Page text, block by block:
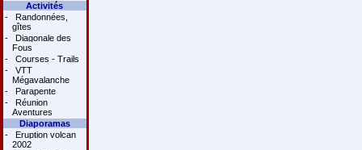
Activités
-
Randonnées,
gîtes
-
Diagonale des
Fous
-
Courses - Trails
-
VTT
Mégavalanche
-
Parapente
-
Réunion
Aventures
Diaporamas
-
Eruption volcan
2002